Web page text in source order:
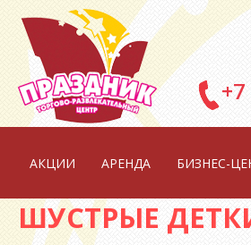
Перейти к основному содержанию
АКЦИИ АРЕНДА БИЗНЕС-
ШУСТРЫЕ